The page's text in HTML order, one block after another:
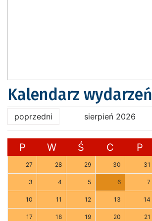
Kalendarz wydarzeń
poprzedni sierpień 2026
P W Ś C P
27 28 29 30 31
3 4 5 6 7
10 11 12 13 14
17 18 19 20 21